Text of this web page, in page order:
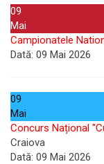
09
Mai
Campionatele
Dată: 09 Mai 2026
09
Mai
Concurs Național
Craiova
Dată: 09 Mai 2026